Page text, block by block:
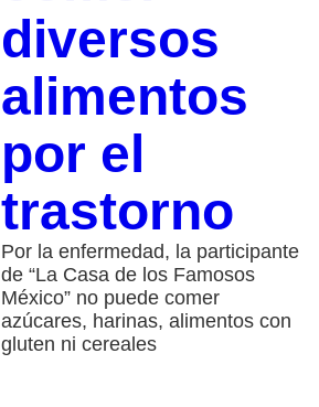
diversos
alimentos
por el
trastorno
Por la enfermedad, la participante
de “La Casa de los Famosos
México” no puede comer
azúcares, harinas, alimentos con
gluten ni cereales